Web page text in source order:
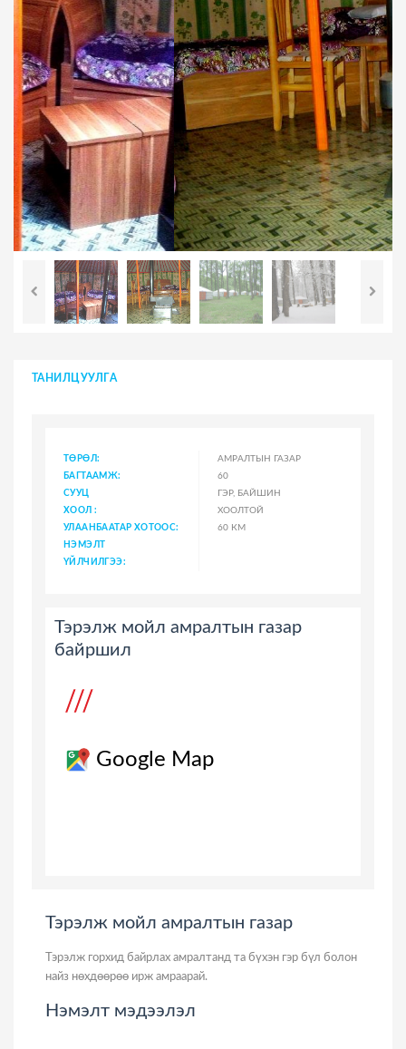
ТАНИЛЦУУЛГА
ТӨРӨЛ:
АМРАЛТЫН ГАЗАР
БАГТААМЖ:
60
СУУЦ
ГЭР, БАЙШИН
ХООЛ :
ХООЛТОЙ
УЛААНБААТАР ХОТООС:
60 КМ
НЭМЭЛТ
ҮЙЛЧИЛГЭЭ:
Тэрэлж мойл амралтын газар
байршил
Google Map
Тэрэлж мойл амралтын газар
Тэрэлж горхид байрлах амралтанд та бүхэн гэр бүл болон
найз нөхдөөрөө ирж амраарай.
Нэмэлт мэдээлэл